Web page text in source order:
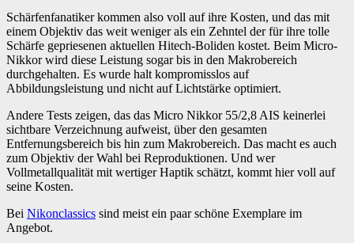
Schärfenfanatiker kommen also voll auf ihre Kosten, und das mit
einem Objektiv das weit weniger als ein Zehntel der für ihre tolle
Schärfe gepriesenen aktuellen Hitech-Boliden kostet. Beim Micro-
Nikkor wird diese Leistung sogar bis in den Makrobereich
durchgehalten. Es wurde halt kompromisslos auf
Abbildungsleistung und nicht auf Lichtstärke optimiert.
Andere Tests zeigen, das das Micro Nikkor 55/2,8 AIS keinerlei
sichtbare Verzeichnung aufweist, über den gesamten
Entfernungsbereich bis hin zum Makrobereich. Das macht es auch
zum Objektiv der Wahl bei Reproduktionen. Und wer
Vollmetallqualität mit wertiger Haptik schätzt, kommt hier voll auf
seine Kosten.
Bei Nikonclassics sind meist ein paar schöne Exemplare im
Angebot.